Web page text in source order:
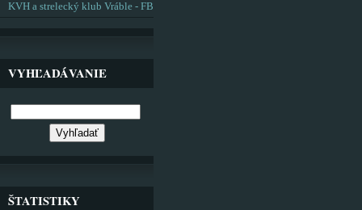
KVH a strelecký klub Vráble - FB
VYHĽADÁVANIE
ŠTATISTIKY